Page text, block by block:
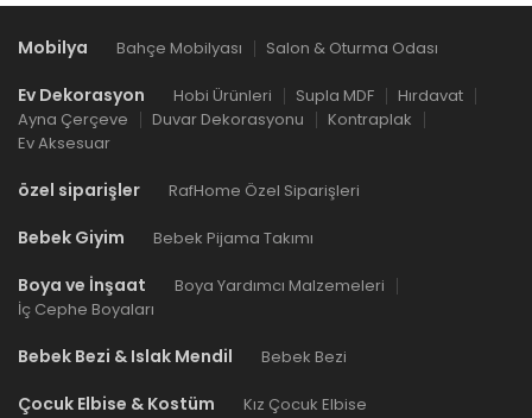
Mobilya Bahçe Mobilyası Salon & Oturma Odası
Ev Dekorasyon Hobi Ürünleri Supla MDF
Hırdavat
Ayna Çerçeve
Duvar Dekorasyonu
Kontraplak
Ev Aksesuar
özel siparişler RafHome Özel Siparişleri
Bebek Giyim Bebek Pijama Takımı
Boya ve İnşaat
Boya Yardımcı Malzemeleri
İç Cephe Boyaları
Bebek Bezi & Islak Mendil Bebek Bezi
Çocuk Elbise & Kostüm Kız Çocuk Elbise